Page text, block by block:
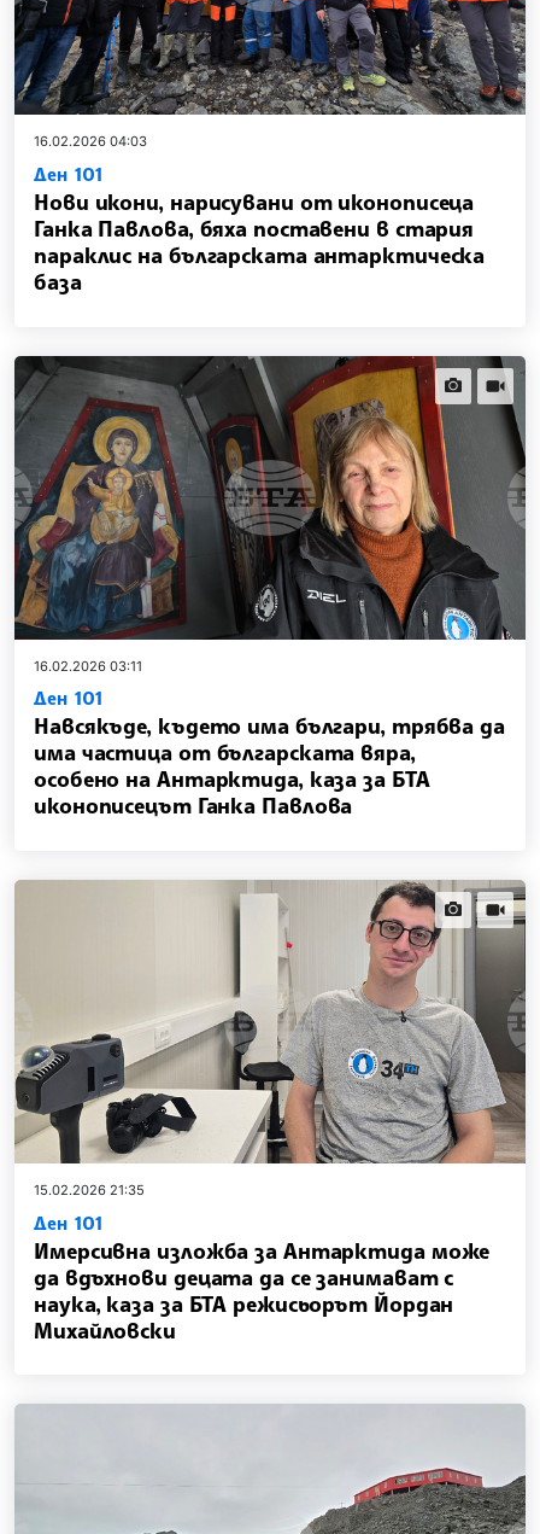
16.02.2026 04:03
Ден 101
Нови икони, нарисувани от иконописеца
Ганка Павлова, бяха поставени в стария
параклис на българската антарктическа
база
news.images
16.02.2026 03:11
Ден 101
Навсякъде, където има българи, трябва да
има частица от българската вяра,
особено на Антарктида, каза за БТА
иконописецът Ганка Павлова
news.images
15.02.2026 21:35
Ден 101
Имерсивна изложба за Антарктида може
да вдъхнови децата да се занимават с
наука, каза за БТА режисьорът Йордан
Михайловски